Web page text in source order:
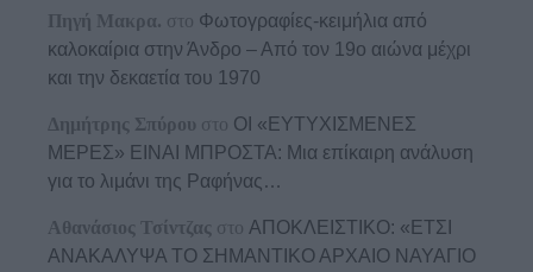
Πηγή Μακρα. στο Φωτογραφίες-κειμήλια από
καλοκαίρια στην Άνδρο – Από τον 19ο αιώνα μέχρι
και την δεκαετία του 1970
Δημήτρης Σπύρου στο ΟΙ «ΕΥΤΥΧΙΣΜΕΝΕΣ
ΜΕΡΕΣ» ΕΙΝΑΙ ΜΠΡΟΣΤΑ: Μια επίκαιρη ανάλυση
για το λιμάνι της Ραφήνας…
Αθανάσιος Τσίντζας στο ΑΠΟΚΛΕΙΣΤΙΚΟ: «ΕΤΣΙ
ΑΝΑΚΑΛΥΨΑ ΤΟ ΣΗΜΑΝΤΙΚΟ ΑΡΧΑΙΟ ΝΑΥΑΓΙΟ